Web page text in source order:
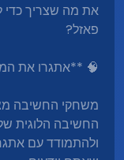
את מה שצריך כדי
פאזל?
🧠 **אתגרו את
משחקי החשיבה
החשיבה הלוגית
ולהתמודד עם